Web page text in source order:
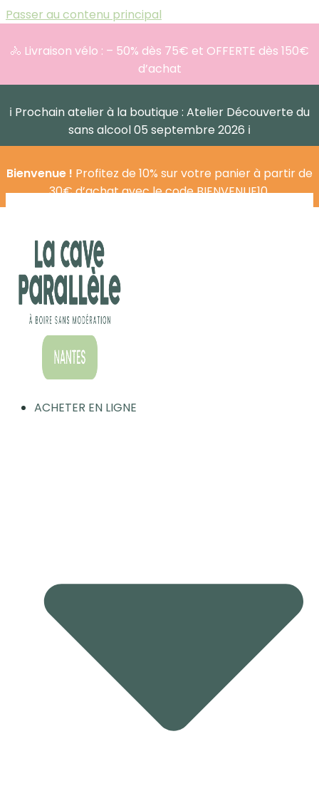
Passer au contenu principal
🚴 Livraison vélo : – 50% dès 75€ et OFFERTE dès 150€
d’achat
ℹ️ Prochain atelier à la boutique : Atelier Découverte du
sans alcool 05 septembre 2026 ℹ️
Bienvenue ! Profitez de 10% sur votre panier à partir de
30€ d’achat avec le code BIENVENUE10.
ACHETER EN LIGNE